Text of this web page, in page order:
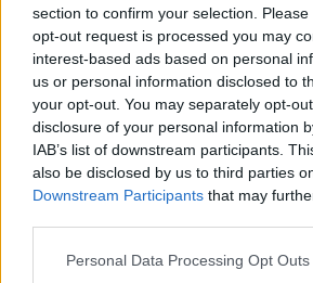
section to confirm your selection.
opt-out request is processed you may
interest-based ads based on personal
us or personal information disclosed to
your opt-out. You may separately opt-
disclosure of your personal information
IAB’s list of downstream participants.
also be disclosed by us to third parties
Downstream Participants that may
Please note that this website/app uses
Personal Data Processing Opt Outs
Potrebbero